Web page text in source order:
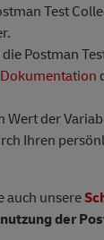
Test
Postman
Wert der
Ihren
auch unsere
der